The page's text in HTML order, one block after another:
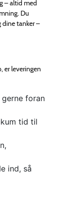
– altid med
Du
dine tanker –
er leveringen
foran
tid til
ind, så